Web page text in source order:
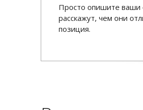
Просто опишите ваши
расскажут, чем они
позиция.